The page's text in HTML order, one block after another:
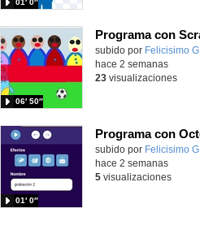
01′ 0″
Contenido educativo.
subido por Felicisimo G.
06′ 50″
hace 2 semanas
23visualizaciones
Contenido educativo.
subido por Felicisimo G.
01′ 0″
hace 2 semanas
5visualizaciones